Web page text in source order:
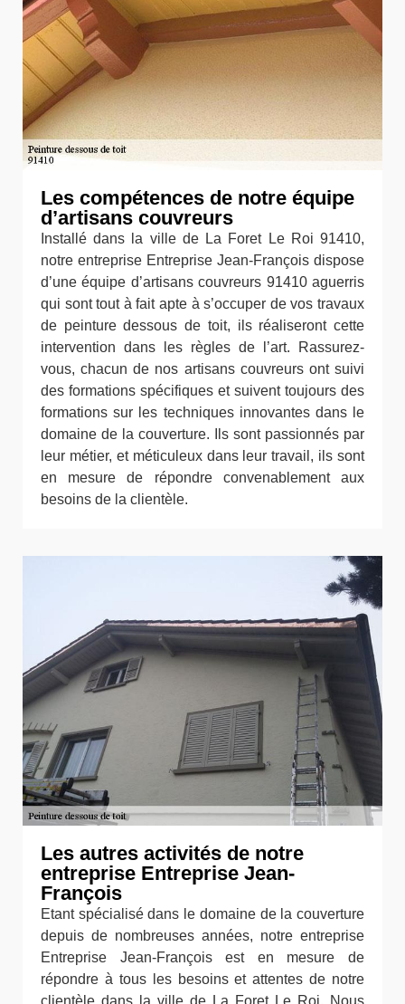
Les compétences de notre équipe
d’artisans couvreurs
Installé dans la ville de La Foret Le Roi 91410,
notre entreprise Entreprise Jean-François dispose
d’une équipe d’artisans couvreurs 91410 aguerris
qui sont tout à fait apte à s’occuper de vos travaux
de peinture dessous de toit, ils réaliseront cette
intervention dans les règles de l’art. Rassurez-
vous, chacun de nos artisans couvreurs ont suivi
des formations spécifiques et suivent toujours des
formations sur les techniques innovantes dans le
domaine de la couverture. Ils sont passionnés par
leur métier, et méticuleux dans leur travail, ils sont
en mesure de répondre convenablement aux
besoins de la clientèle.
Les autres activités de notre
entreprise Entreprise Jean-
François
Etant spécialisé dans le domaine de la couverture
depuis de nombreuses années, notre entreprise
Entreprise Jean-François est en mesure de
répondre à tous les besoins et attentes de notre
clientèle dans la ville de La Foret Le Roi. Nous